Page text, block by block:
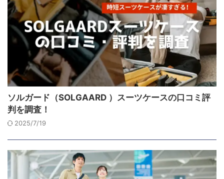
ソルガード（SOLGAARD ）スーツケースの口コミ評
判を調査！
2025/7/19